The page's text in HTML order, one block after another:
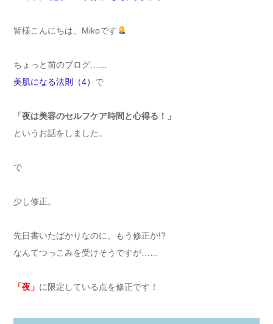
皆様こんにちは、Mikoです
ちょっと前のブログ……
美肌になる法則（4） で
「夜は美容のセルフケア時間と心得る！」
というお話をしました。
で
少し修正。
先日書いたばかりなのに、もう修正か!?
なんてつっこみを受けそうですが……
「夜」 に限定している点を修正です！